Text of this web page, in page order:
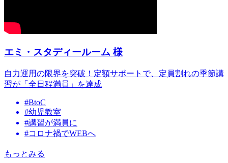
エミ・スタディールーム 様
自力運用の限界を突破！定額サポートで、定員割れの季節講
習が「全日程満員」を達成
#BtoC
#幼児教室
#講習が満員に
#コロナ禍でWEBへ
もっとみる